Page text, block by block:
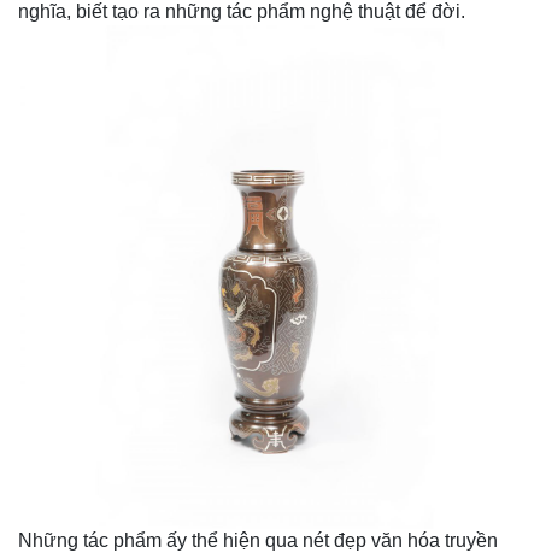
nghĩa, biết tạo ra những tác phẩm nghệ thuật để đời.
Những tác phẩm ấy thể hiện qua nét đẹp văn hóa truyền